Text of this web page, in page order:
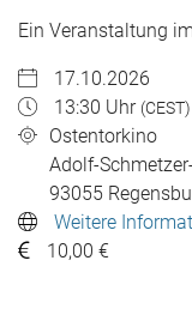
Ein Veranstaltung
17.10.2026
13:30 Uhr (CEST)
Ostentorkino
Adolf-
93055
Weitere
10,00 €